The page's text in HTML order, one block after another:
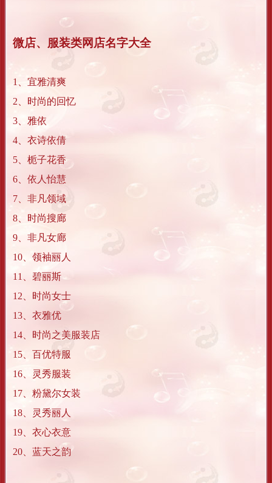
微店、服装类网店名字大全
1、宜雅清爽
2、时尚的回忆
3、雅依
4、衣诗依倩
5、栀子花香
6、依人怡慧
7、非凡领域
8、时尚搜廊
9、非凡女廊
10、领袖丽人
11、碧丽斯
12、时尚女士
13、衣雅优
14、时尚之美服装店
15、百优特服
16、灵秀服装
17、粉黛尔女装
18、灵秀丽人
19、衣心衣意
20、蓝天之韵